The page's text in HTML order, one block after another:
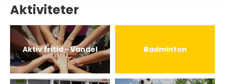
Aktiviteter
Aktiv fritid - Vandel Badminton